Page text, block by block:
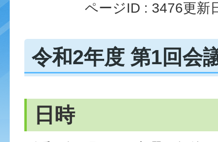
ページID : 3476更新
令和2年度 第1回会
日時